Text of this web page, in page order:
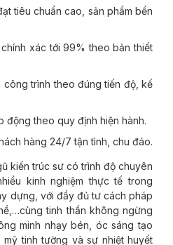
tiêu chuẩn cao, sản phẩm bền
xác tới 99% theo bản thiết
công trình theo đúng tiến độ, kế
động theo quy định hiện hành.
hàng 24/7 tận tình, chu đáo.
kiến trúc sư có trình độ chuyên
kinh nghiệm thực tế trong
dựng, với đầy đủ tư cách pháp
tinh thần không ngừng
minh nhạy bén, óc sáng tạo
tinh tường và sự nhiệt huyết